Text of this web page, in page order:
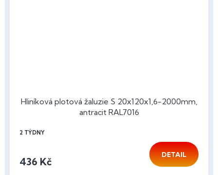
Hliníková plotová žaluzie S 20x120x1,6-2000mm,
antracit RAL7016
2 TÝDNY
436 Kč
DETAIL